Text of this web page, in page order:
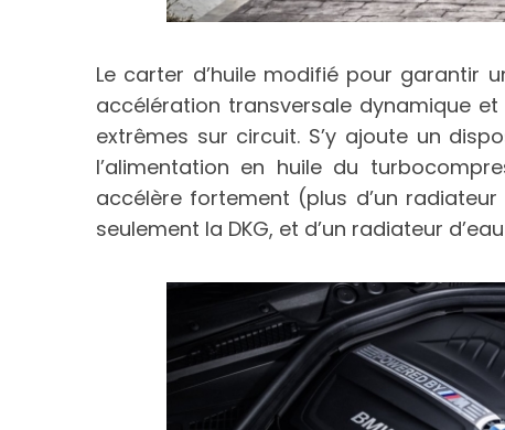
Le carter d’huile modifié pour garantir
accélération transversale dynamique
extrêmes sur circuit. S’y ajoute un
l’alimentation en huile du
accélère fortement (plus d’un radiateur
seulement la DKG, et d’un radiateur